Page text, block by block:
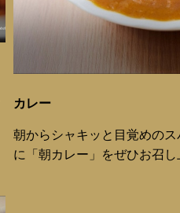
カレー
朝からシャキッと目覚めの
に「朝カレー」をぜひお召し